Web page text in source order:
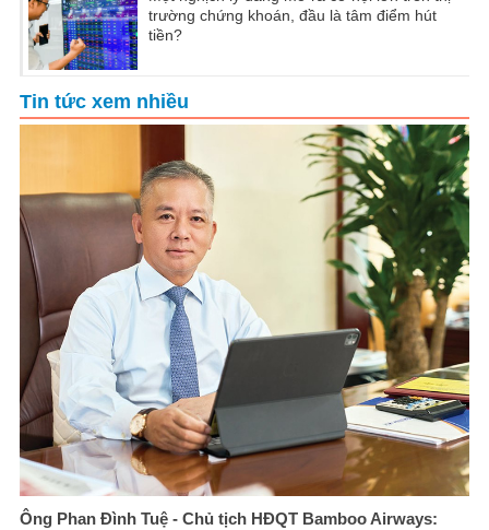
trường chứng khoán, đầu là tâm điểm hút
tiền?
Tin tức xem nhiều
Ông Phan Đình Tuệ - Chủ tịch HĐQT Bamboo Airways: